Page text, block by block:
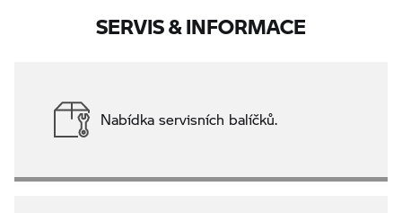
SERVIS & INFORMACE
Nabídka servisních balíčků.